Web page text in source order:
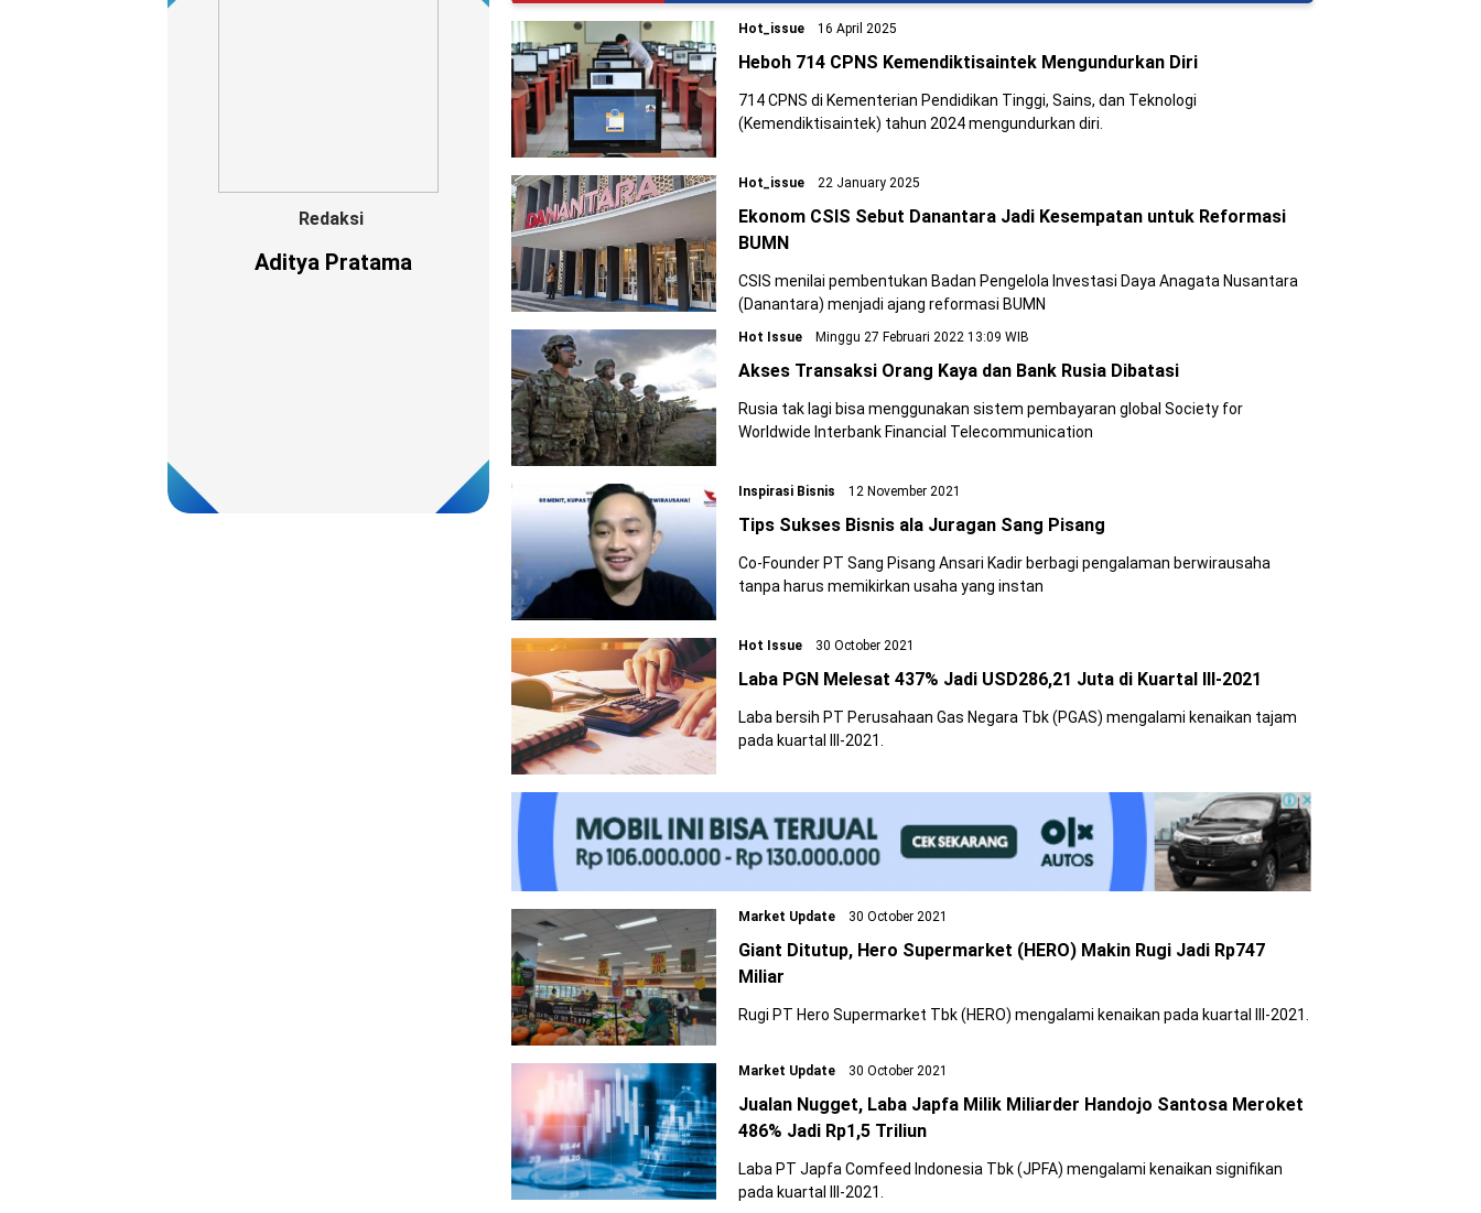
Redaksi
Aditya Pratama
Hot_issue 16 April 2025
Heboh 714 CPNS Kemendiktisaintek Mengundurkan Diri
714 CPNS di Kementerian Pendidikan Tinggi, Sains, dan Teknologi
(Kemendiktisaintek) tahun 2024 mengundurkan diri.
Hot_issue 22 January 2025
Ekonom CSIS Sebut Danantara Jadi Kesempatan untuk Reformasi
BUMN
CSIS menilai pembentukan Badan Pengelola Investasi Daya Anagata Nusantara
(Danantara) menjadi ajang reformasi BUMN
Hot Issue Minggu 27 Februari 2022 13:09 WIB
Akses Transaksi Orang Kaya dan Bank Rusia Dibatasi
Rusia tak lagi bisa menggunakan sistem pembayaran global Society for
Worldwide Interbank Financial Telecommunication
Inspirasi Bisnis 12 November 2021
Tips Sukses Bisnis ala Juragan Sang Pisang
Co-Founder PT Sang Pisang Ansari Kadir berbagi pengalaman berwirausaha
tanpa harus memikirkan usaha yang instan
Hot Issue 30 October 2021
Laba PGN Melesat 437% Jadi USD286,21 Juta di Kuartal III-2021
Laba bersih PT Perusahaan Gas Negara Tbk (PGAS) mengalami kenaikan tajam
pada kuartal III-2021.
Market Update 30 October 2021
Giant Ditutup, Hero Supermarket (HERO) Makin Rugi Jadi Rp747
Miliar
Rugi PT Hero Supermarket Tbk (HERO) mengalami kenaikan pada kuartal III-2021.
Market Update 30 October 2021
Jualan Nugget, Laba Japfa Milik Miliarder Handojo Santosa Meroket
486% Jadi Rp1,5 Triliun
Laba PT Japfa Comfeed Indonesia Tbk (JPFA) mengalami kenaikan signifikan
pada kuartal III-2021.